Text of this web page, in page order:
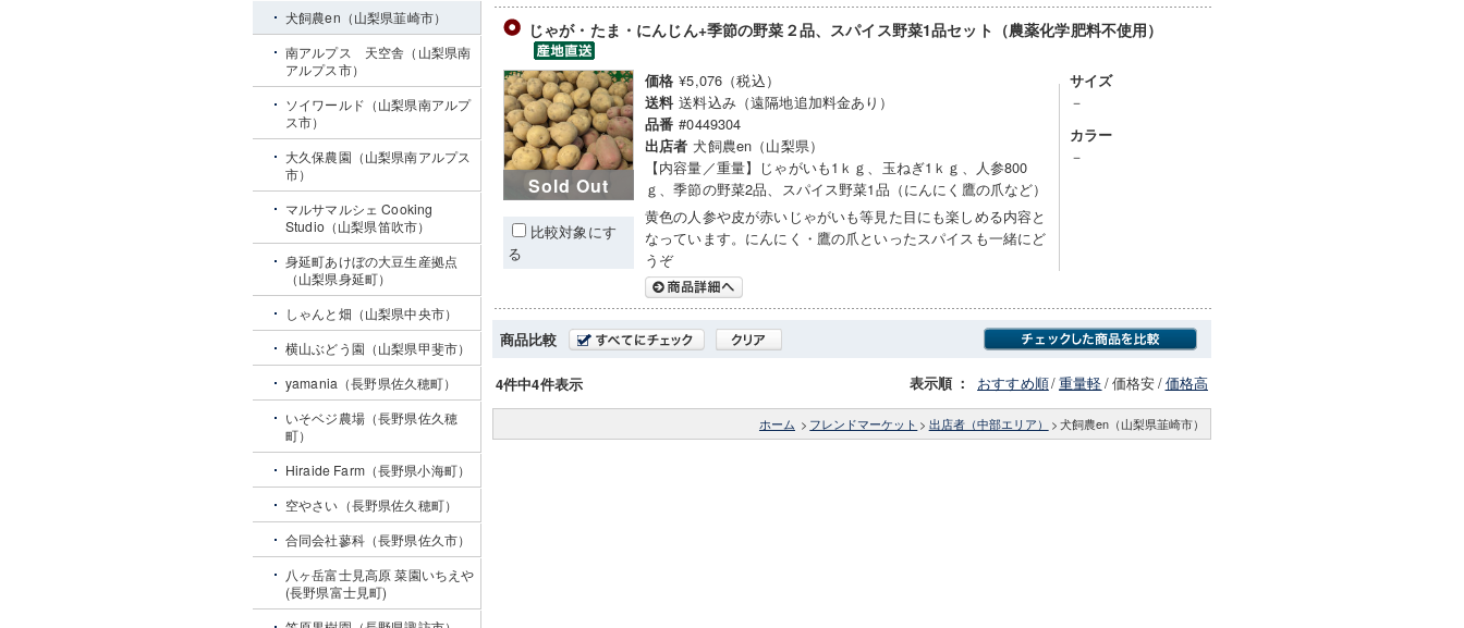
じゃが・たま・にんじん+季節の野菜２品、スパイス野菜1品セット（農薬化学肥料不使用）
Sold Out
比較対象にす
る
価格 ¥5,076（税込）
送料 送料込み（遠隔地追加料金あり）
品番 #0449304
出店者 犬飼農en（山梨県）
【内容量／重量】じゃがいも1ｋｇ、玉ねぎ1ｋｇ、人参800
ｇ、季節の野菜2品、スパイス野菜1品（にんにく鷹の爪など）
黄色の人参や皮が赤いじゃがいも等見た目にも楽しめる内容と
なっています。にんにく・鷹の爪といったスパイスも一緒にど
うぞ
サイズ
－
カラー
－
商品比較
4件中4件表示 表示順 ： おすすめ順/重量軽/価格安/価格高
ホーム > フレンドマーケット > 出店者（中部エリア） > 犬飼農en（山梨県韮崎市）
犬飼農en（山梨県韮崎市）
南アルプス 天空舎（山梨県南
アルプス市）
ソイワールド（山梨県南アルプ
ス市）
大久保農園（山梨県南アルプス
市）
マルサマルシェ Cooking
Studio（山梨県笛吹市）
身延町あけぼの大豆生産拠点
（山梨県身延町）
しゃんと畑（山梨県中央市）
横山ぶどう園（山梨県甲斐市）
yamania（長野県佐久穂町）
いそベジ農場（長野県佐久穂
町）
Hiraide Farm（長野県小海町）
空やさい（長野県佐久穂町）
合同会社蓼科（長野県佐久市）
八ヶ岳富士見高原 菜園いちえや
(長野県富士見町)